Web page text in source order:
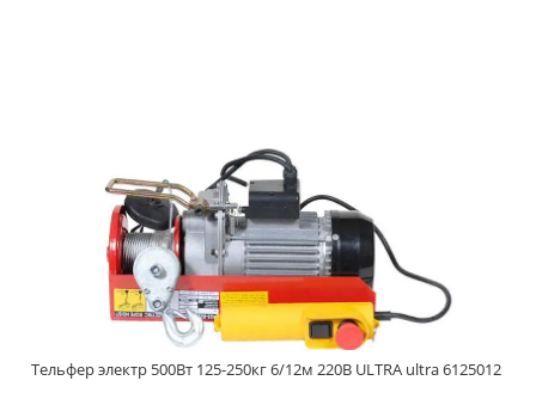
Тельфер электр 500Вт 125-250кг 6/12м 220В ULTRA ultra 6125012